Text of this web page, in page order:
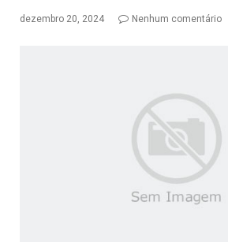
dezembro 20, 2024 Nenhum comentário